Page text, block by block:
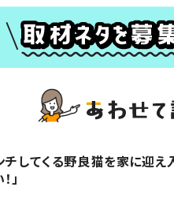
チしてくる野良猫を家に迎え
」